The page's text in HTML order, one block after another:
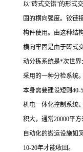
以“砖式交错”的形式
固的横向强度。铰链
构件使用。由这种结
横向牢固是由于砖式
动分拣系统是*次世
采用的一种分检系统
本身需要建设短则40-
机电一体化控制系统
积大，通常20000平
自动化的搬运设施如
10-20年才能收回。